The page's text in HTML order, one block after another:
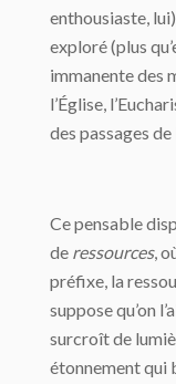
enthousiaste,
exploré (plus
immanente des
l’Église,
des passages
Ce pensable
de ressources,
préfixe, la
suppose qu’on
surcroît de
étonnement qui